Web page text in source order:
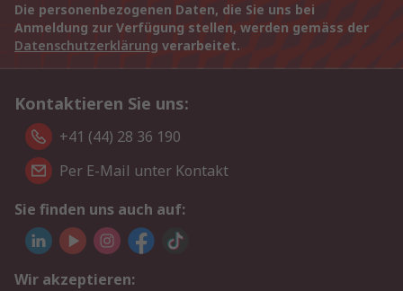
Die personenbezogenen Daten, die Sie uns bei
Anmeldung zur Verfügung stellen, werden gemäss der
Datenschutzerklärung verarbeitet.
Kontaktieren Sie uns:
+41 (44) 28 36 190
Per E-Mail unter Kontakt
Sie finden uns auch auf:
Wir akzeptieren: